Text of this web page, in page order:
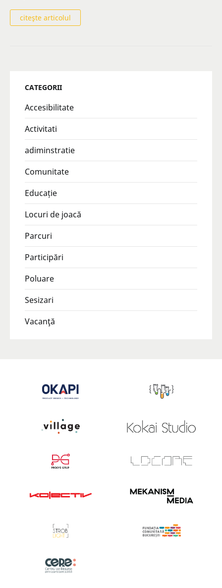
citeşte articolul
CATEGORII
Accesibilitate
Activitati
adiminstratie
Comunitate
Educație
Locuri de joacă
Parcuri
Participări
Poluare
Sesizari
Vacanţă